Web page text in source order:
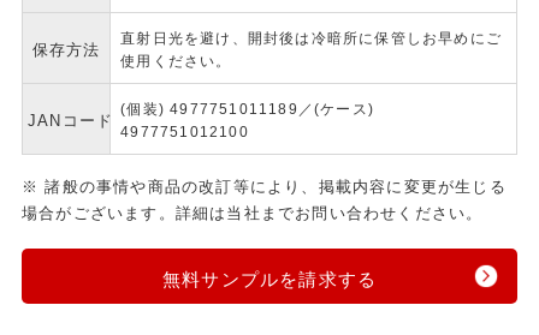
保存方法
直射日光を避け、開封後は冷暗所に保管しお早めにご
使用ください。
JANコード
(個装) 4977751011189／(ケース)
4977751012100
※ 諸般の事情や商品の改訂等により、掲載内容に変更が生じる
場合がございます。詳細は当社までお問い合わせください。
無料サンプルを請求する